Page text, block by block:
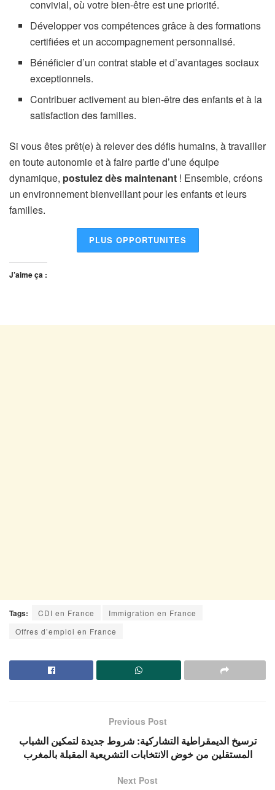
convivial, où votre bien-être est une priorité.
Développer vos compétences grâce à des formations
certifiées et un accompagnement personnalisé.
Bénéficier d’un contrat stable et d’avantages sociaux
exceptionnels.
Contribuer activement au bien-être des enfants et à la
satisfaction des familles.
Si vous êtes prêt(e) à relever des défis humains, à travailler
en toute autonomie et à faire partie d’une équipe
dynamique, postulez dès maintenant ! Ensemble, créons
un environnement bienveillant pour les enfants et leurs
familles.
PLUS OPPORTUNITES
J’aime ça :
Tags: CDI en France
Immigration en France
Offres d’emploi en France
Previous Post
ترسيخ الديمقراطية التشاركية: شروط جديدة لتمكين الشباب
المستقلين من خوض الانتخابات التشريعية المقبلة بالمغرب
Next Post